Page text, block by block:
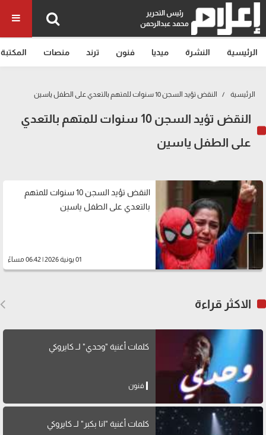
رئيس التحرير
محمد عبدالرحمن
الرئيسية النشرة ميديا فنون ترند منصات المكتبة
الرئيسية النقض تؤيد السجن 10 سنوات للمتهم بالتعدي على الطفل ياسين
النقض تؤيد السجن 10 سنوات للمتهم بالتعدي
على الطفل ياسين
النقض تؤيد السجن 10 سنوات للمتهم
بالتعدي على الطفل ياسين
01 يونية 2026 | 06:42 مساءً
الاكثر قراءة
كلمات أغنية "وحدي" لــ كايروكي
فنون
كلمات أغنية "انا بكبر" لــ كايروكي